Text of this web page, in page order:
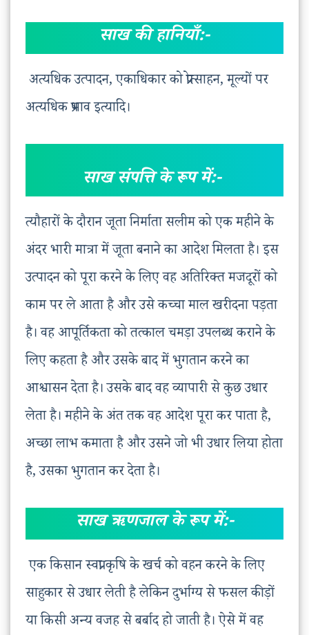
साख की हानियाँ:-
अत्यधिक उत्पादन, एकाधिकार को प्रोत्साहन, मूल्यों पर
अत्यधिक प्रभाव इत्यादि।
साख संपत्ति के रूप में:-
त्यौहारों के दौरान जूता निर्माता सलीम को एक महीने के
अंदर भारी मात्रा में जूता बनाने का आदेश मिलता है। इस
उत्पादन को पूरा करने के लिए वह अतिरिक्त मजदूरों को
काम पर ले आता है और उसे कच्चा माल खरीदना पड़ता
है। वह आपूर्तिकता को तत्काल चमड़ा उपलब्ध कराने के
लिए कहता है और उसके बाद में भुगतान करने का
आश्वासन देता है। उसके बाद वह व्यापारी से कुछ उधार
लेता है। महीने के अंत तक वह आदेश पूरा कर पाता है,
अच्छा लाभ कमाता है और उसने जो भी उधार लिया होता
है, उसका भुगतान कर देता है।
साख ऋणजाल के रूप में:-
एक किसान स्वप्रा कृषि के खर्च को वहन करने के लिए
साहुकार से उधार लेती है लेकिन दुर्भाग्य से फसल कीड़ों
या किसी अन्य वजह से बर्बाद हो जाती है। ऐसे में वह